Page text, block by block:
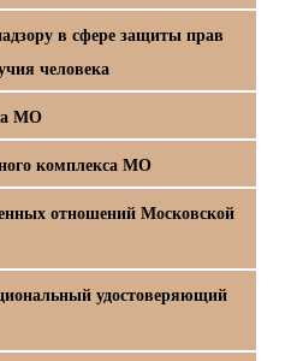
в сфере защиты прав
человека
МО
комплекса МО
отношений Московской
удостоверяющий